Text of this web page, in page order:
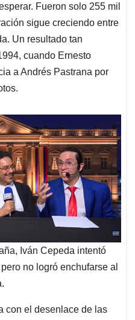
Fueron solo 255 mil
sigue creciendo entre
Un resultado tan
cuando Ernesto
a Andrés Pastrana por
Iván Cepeda intentó
no logró enchufarse al
con el desenlace de las